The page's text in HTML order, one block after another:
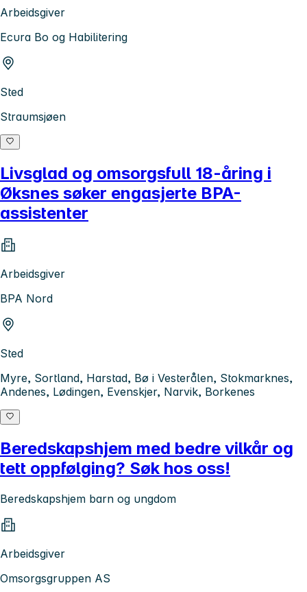
Arbeidsgiver
Ecura Bo og Habilitering
Sted
Straumsjøen
Livsglad og omsorgsfull 18-åring i
Øksnes søker engasjerte BPA-
assistenter
Arbeidsgiver
BPA Nord
Sted
Myre, Sortland, Harstad, Bø i Vesterålen, Stokmarknes,
Andenes, Lødingen, Evenskjer, Narvik, Borkenes
Beredskapshjem med bedre vilkår og
tett oppfølging? Søk hos oss!
Beredskapshjem barn og ungdom
Arbeidsgiver
Omsorgsgruppen AS